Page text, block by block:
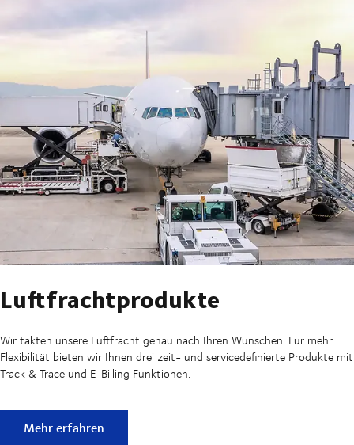
Luftfrachtprodukte
Wir takten unsere Luftfracht genau nach Ihren Wünschen. Für mehr
Flexibilität bieten wir Ihnen drei zeit- und servicedefinierte Produkte mit
Track & Trace und E-Billing Funktionen.
Luftfrachtprodukte
Mehr erfahren